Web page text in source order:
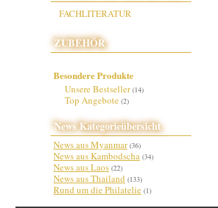
FACHLITERATUR
ZUBEHÖR
Besondere Produkte
Unsere Bestseller(14)
Top Angebote (2)
News Kategorieübersicht
News aus Myanmar (36)
News aus Kambodscha (34)
News aus Laos (22)
News aus Thailand (133)
Rund um die Philatelie (1)